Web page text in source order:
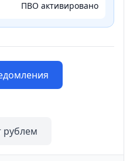
ПВО активировано
рублем